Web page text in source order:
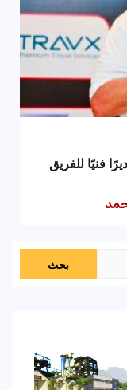
فنيًا للفريق